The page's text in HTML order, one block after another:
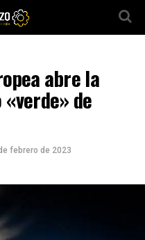
abre la
de
febrero de 2023